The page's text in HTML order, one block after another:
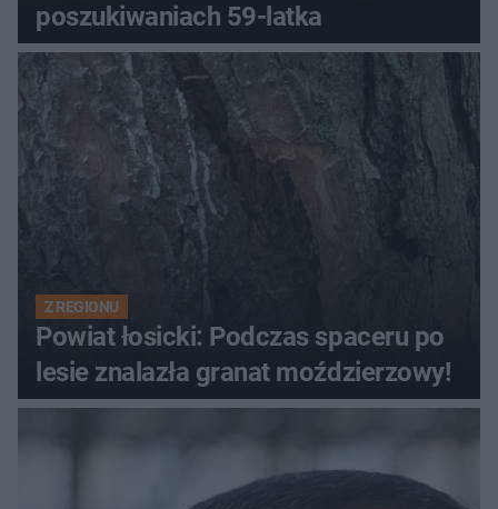
poszukiwaniach 59-latka
Z REGIONU
Powiat łosicki: Podczas spaceru po
lesie znalazła granat moździerzowy!